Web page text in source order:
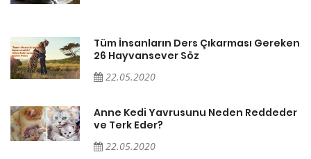
Tüm İnsanların Ders Çıkarması Gereken
26 Hayvansever Söz
22.05.2020
Anne Kedi Yavrusunu Neden Reddeder
ve Terk Eder?
22.05.2020